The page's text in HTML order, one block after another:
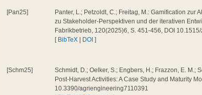
[Pan25]
Panter, L.; Petzoldt, C.; Freitag, M.: Gamification
zu Stakeholder-Perspektiven und der iterativen
Fabrikbetrieb, 120(2025)6, S. 451-456, DOI
[ BibTeX DOI ]
[Schm25]
Schmidt, D.; Oelker, S.; Engbers, H.; Frazzon, E.
Post-Harvest Activities: A Case Study and Maturity
10.3390/agriengineering7110391